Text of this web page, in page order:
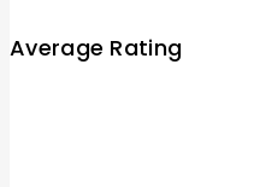
Average Rating